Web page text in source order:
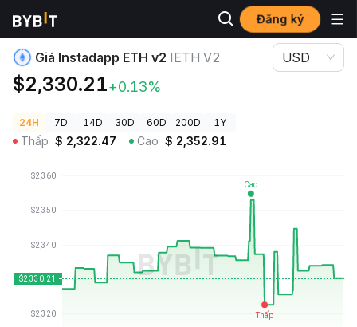
Đăng ký
Giá Tiền Điện Tử Giá Instadapp ETH v2 IETH V2
Giá Instadapp ETH v2 IETH V2
$2,330.21+0.13%
USD
24H 7D 14D 30D 60D 200D 1Y
Thấp $ 2,322.47 Cao $ 2,352.91